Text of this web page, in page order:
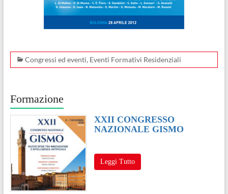
Congressi ed eventi, Eventi Formativi Residenziali
Formazione
XXII CONGRESSO
NAZIONALE GISMO
Leggi Tutto